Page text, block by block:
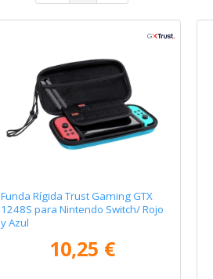
Funda Rígida Trust Gaming GTX
1248S para Nintendo Switch/ Rojo
y Azul
10,25 €